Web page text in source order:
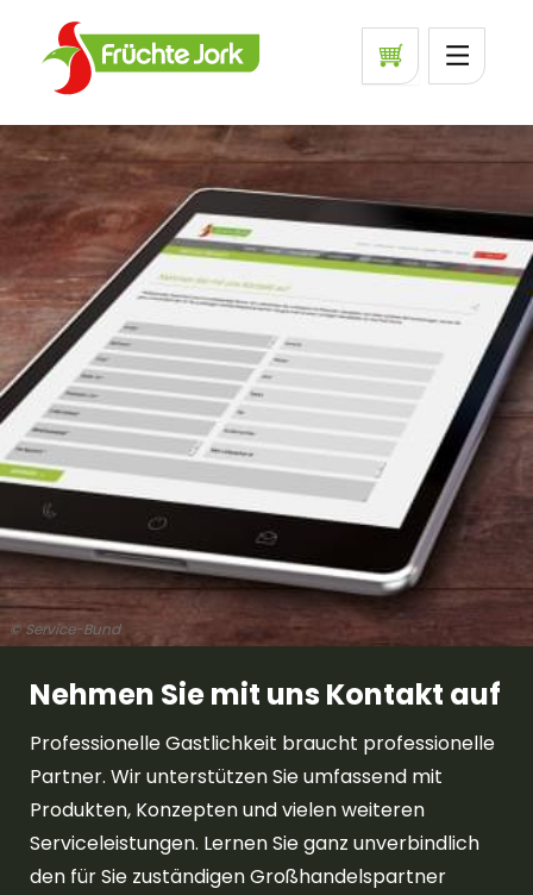
© Service-Bund
Nehmen Sie mit uns Kontakt auf
Professionelle Gastlichkeit braucht professionelle
Partner. Wir unterstützen Sie umfassend mit
Produkten, Konzepten und vielen weiteren
Serviceleistungen. Lernen Sie ganz unverbindlich
den für Sie zuständigen Großhandelspartner